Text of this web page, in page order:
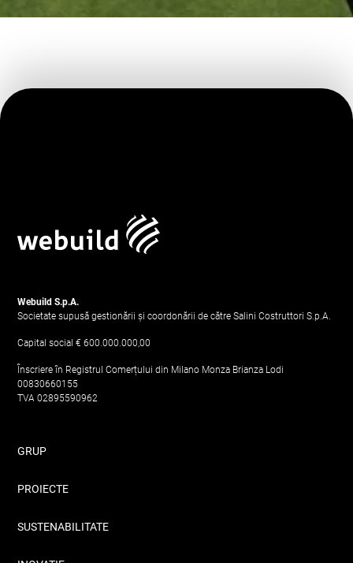
Webuild S.p.A.
Societate supusă gestionării și coordonării de către Salini Costruttori S.p.A.
Capital social € 600.000.000,00
Înscriere în Registrul Comerțului din Milano Monza Brianza Lodi
00830660155
TVA 02895590962
GRUP
PROIECTE
SUSTENABILITATE